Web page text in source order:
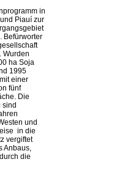
in
Piauí zur
Befürworter
Wurden
ha Soja
1995
einer
fünf
Die
sind
und
 in die
vergiftet
Anbaus,
die